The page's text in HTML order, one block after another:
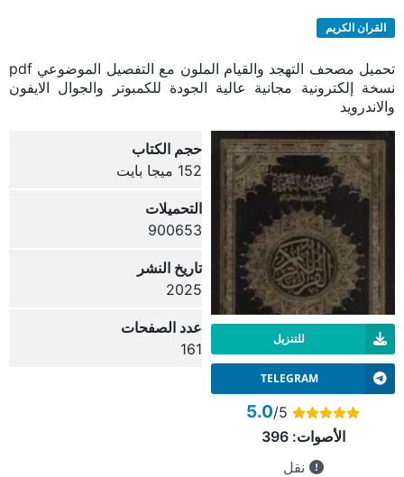
القران الكريم
تحميل مصحف التهجد والقيام الملون مع التفصيل الموضوعي pdf
نسخة إلكترونية مجانية عالية الجودة للكمبوتر والجوال الايفون
والاندرويد
للتنزيل
TELEGRAM
5.0/5
الأصوات:396
نقل
حجم الكتاب
152 ميجا بايت
التحميلات
900653
تاريخ النشر
2025
عدد الصفحات
161